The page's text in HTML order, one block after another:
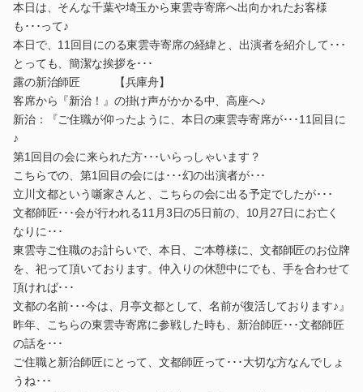
本日は、そんな千葉や埼玉から東雲寺寄席へ出向かれたお客様
も･･･って♪
本日で、11回目にのる東雲寺寄席の経緯と、出演者を紹介して･･･
とっても、簡潔な挨拶を･･･
露の新治師匠 【兵庫舟】
客席から『新治！』の掛け声がかかる中、高座へ♪
新治：『ご住職が仰ったように、本日の東雲寺寄席が･･･11回目に
♪
第1回目の会に来られた方･･･いらっしゃいます？
こちらでの、第1回目の会には･･･幻の出演者が･･･
立川文都という噺家さんと、こちらの会に出る予定でしたが･･･
文都師匠･･･会が行われる11月3日の5日前の、10月27日にお亡く
なりに･･･
東雲寺ご住職のお計らいで、本日、ご本尊様に、文都師匠のお位牌
を、祀って頂いております。仲入りの休憩中にでも、手を合わせて
頂ければ･･･
文都の名前･･･今は、月亭文都として、名前が復活しております♪』
昨年、こちらの東雲寺寄席に参戦した時も、新治師匠･･･文都師匠
の話を･･･
ご住職と新治師匠にとって、文都師匠って･･･大切な方なんでしょ
うね･･･